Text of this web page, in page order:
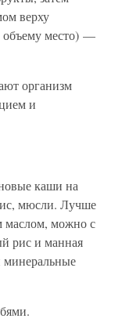
верху
объему место) —
организм
и
каши на
мюсли. Лучше
маслом, можно с
рис и манная
минеральные